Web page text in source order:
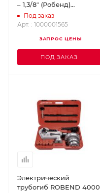
– 1,3/8" (Робенд)
ROTHENBERGER
1000001565
Под заказ
Арт. : 1000001565
ЗАПРОС ЦЕНЫ
ПОД ЗАКАЗ
Электрический
трубогиб ROBEND 4000